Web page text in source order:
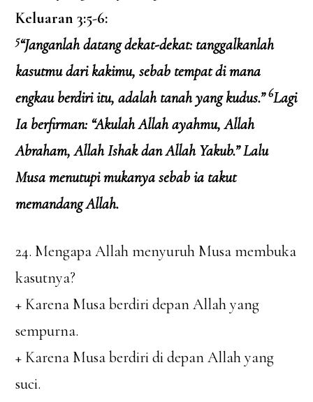
Keluaran 3:5-6:
5“Janganlah datang dekat-dekat: tanggalkanlah
kasutmu dari kakimu, sebab tempat di mana
engkau berdiri itu, adalah tanah yang kudus.”6Lagi
Ia berfirman: “Akulah Allah ayahmu, Allah
Abraham, Allah Ishak dan Allah Yakub.” Lalu
Musa menutupi mukanya sebab ia takut
memandang Allah.
24. Mengapa Allah menyuruh Musa membuka
kasutnya?
+ Karena Musa berdiri depan Allah yang
sempurna.
+ Karena Musa berdiri di depan Allah yang
suci.